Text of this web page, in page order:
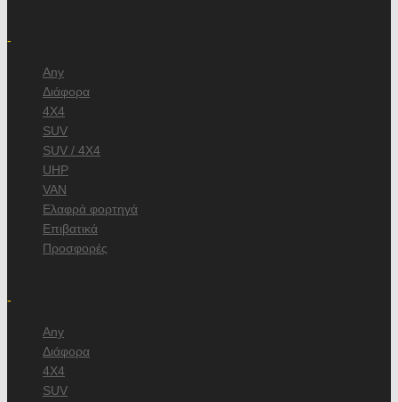
-
Any
Διάφορα
4X4
SUV
SUV / 4X4
UHP
VAN
Ελαφρά φορτηγά
Επιβατικά
Προσφορές
-
Any
Διάφορα
4X4
SUV